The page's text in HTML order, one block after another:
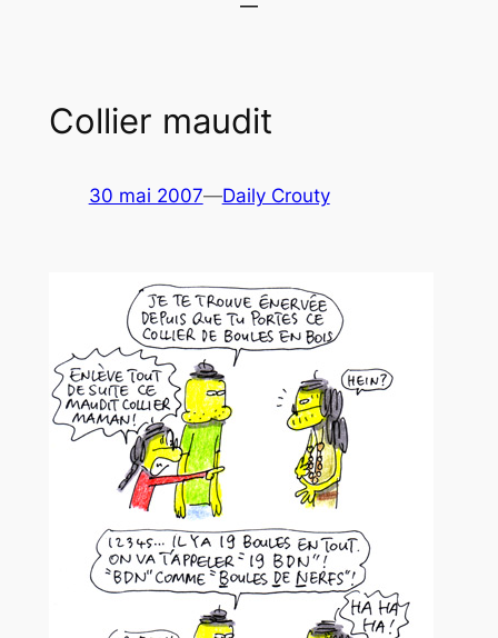
Collier maudit
30 mai 2007—Daily Crouty